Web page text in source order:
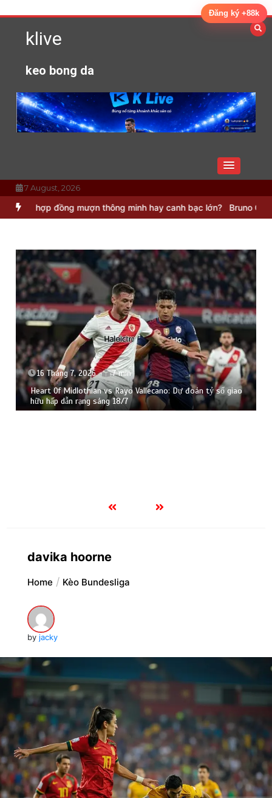
to
contentklive
keo bong da
7 August, 2026
mượn thông minh hay canh bạc lớn? Bruno Guimaraes: Mảnh
14 Tháng 7, 2026 8 min
World Cup 2026 bùng nổ: Chủ nhà bị loại, vòng knock-out
nghẹt thở
davika hoorne
Home Kèo Bundesliga
by jacky
Đăng ký +88k